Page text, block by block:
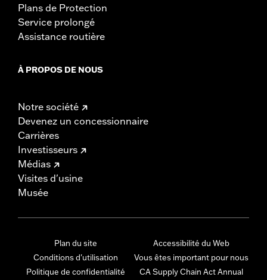
Plans de Protection
Service prolongé
Assistance routière
À PROPOS DE NOUS
Notre société
Devenez un concessionnaire
Carrières
Investisseurs
Médias
Visites d'usine
Musée
Plan du site
Conditions d'utilisation
Politique de confidentialité
Accessibilité du Web
Vous êtes important pour nous
CA Supply Chain Act Annual